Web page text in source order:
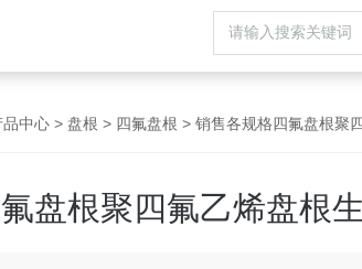
品中心 > 盘根 > 四氟盘根 > 销售各规格四氟盘根聚
盘根聚四氟乙烯盘根